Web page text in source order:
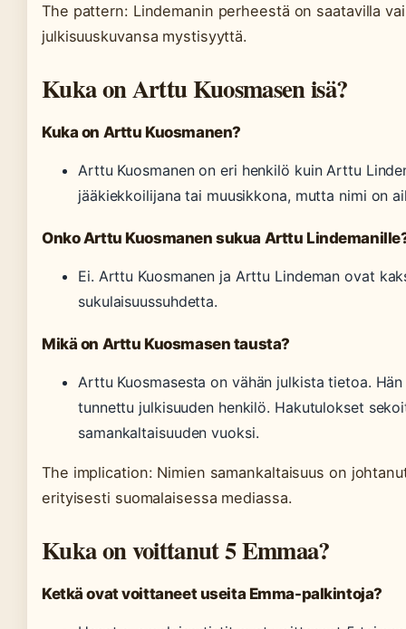
The pattern: Lindemanin perheestä on saatavilla
julkisuuskuvansa mystisyyttä.
Kuka on Arttu Kuosmasen isä?
Kuka on Arttu Kuosmanen?
Arttu Kuosmanen on eri henkilö kuin Arttu
jääkiekkoilijana tai muusikkona, mutta nimi on
Onko Arttu Kuosmanen sukua Arttu
Ei. Arttu Kuosmanen ja Arttu Lindeman ovat
sukulaisuussuhdetta.
Mikä on Arttu Kuosmasen tausta?
Arttu Kuosmasesta on vähän julkista tietoa.
tunnettu julkisuuden henkilö. Hakutulokset
samankaltaisuuden vuoksi.
The implication: Nimien samankaltaisuus on
erityisesti suomalaisessa mediassa.
Kuka on voittanut 5 Emmaa?
Ketkä ovat voittaneet useita Emma-palkintoja?